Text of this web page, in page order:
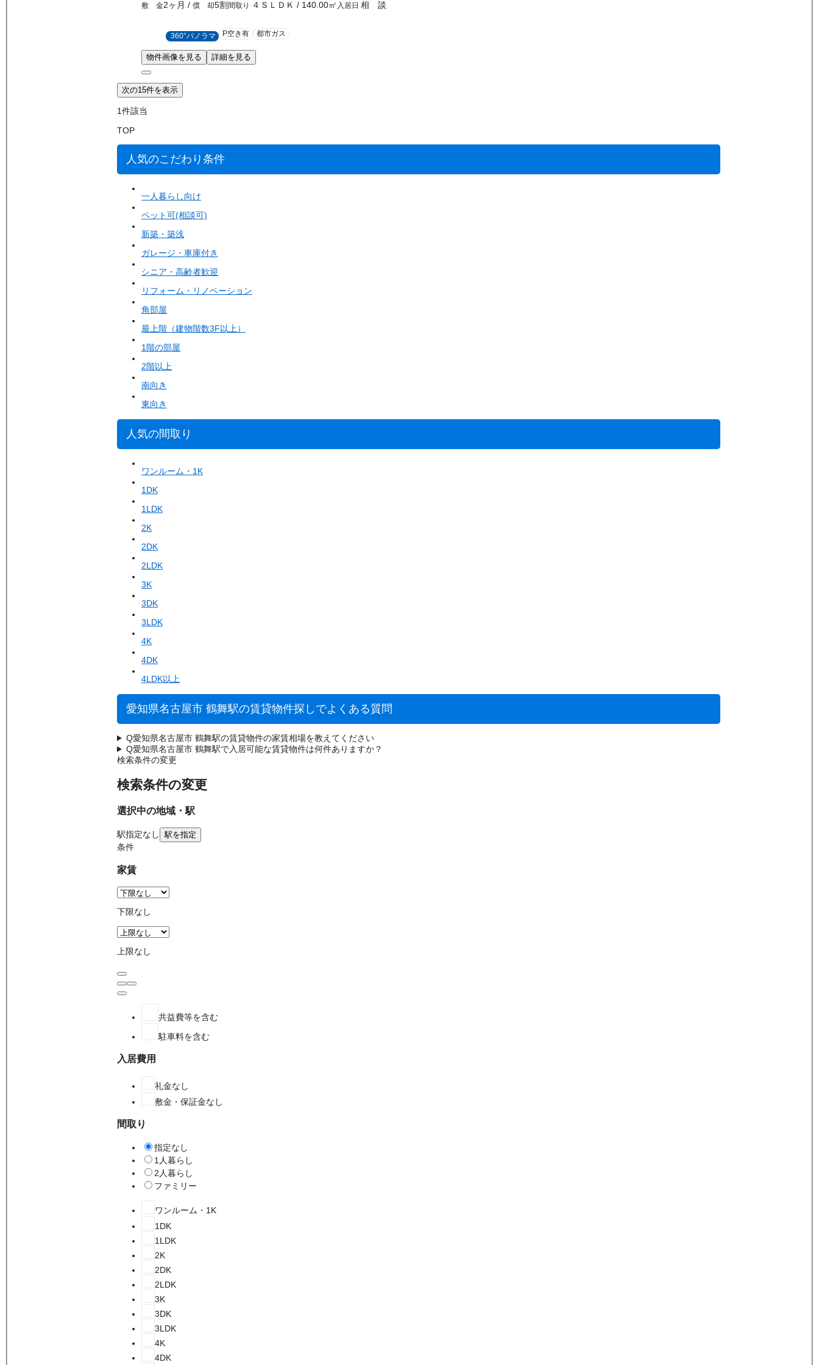
敷 金2ヶ月 / 償 却5割 間取り ４ＳＬＤＫ / 140.00㎡ 入居日 相 談
360°パノラマ P空き有 都市ガス
物件画像を見る 詳細を見る
次の15件を表示
1件該当
TOP
人気のこだわり条件
一人暮らし向け
ペット可(相談可)
新築・築浅
ガレージ・車庫付き
シニア・高齢者歓迎
リフォーム・リノベーション
角部屋
最上階（建物階数3F以上）
1階の部屋
2階以上
南向き
東向き
人気の間取り
ワンルーム・1K
1DK
1LDK
2K
2DK
2LDK
3K
3DK
3LDK
4K
4DK
4LDK以上
愛知県名古屋市 鶴舞駅の賃貸物件探しでよくある質問
Q愛知県名古屋市 鶴舞駅の賃貸物件の家賃相場を教えてください
Q愛知県名古屋市 鶴舞駅で入居可能な賃貸物件は何件ありますか？
検索条件の変更
検索条件の変更
選択中の地域・駅
駅指定なし 駅を指定
条件
家賃
下限なし
上限なし
共益費等を含む
駐車料を含む
入居費用
礼金なし
敷金・保証金なし
間取り
指定なし
1人暮らし
2人暮らし
ファミリー
ワンルーム・1K
1DK
1LDK
2K
2DK
2LDK
3K
3DK
3LDK
4K
4DK